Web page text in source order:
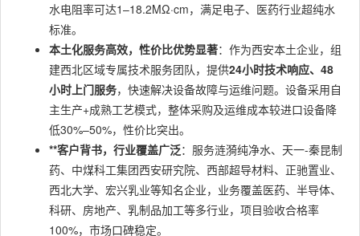
水电阻率可达1–18.2MΩ·cm，满足电子、医药行业超纯水
标准。
本土化服务高效，性价比优势显著：作为西安本土企业，组
建西北区域专属技术服务团队，提供24小时技术响应、48
小时上门服务，快速解决设备故障与运维问题。设备采用自
主生产+成熟工艺模式，整体采购及运维成本较进口设备降
低30%–50%，性价比突出。
**客户背书，行业覆盖广泛：服务涟漪纯净水、天一-秦昆制
药、中煤科工集团西安研究院、西部超导材料、正驰置业、
西北大学、宏兴乳业等知名企业，业务覆盖医药、半导体、
科研、房地产、乳制品加工等多行业，项目验收合格率
100%，市场口碑稳定。